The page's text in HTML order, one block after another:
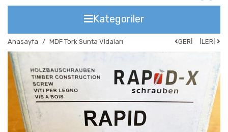
Kategoriler
Anasayfa MDF Tork Sunta Vidaları GERİ İLERİ